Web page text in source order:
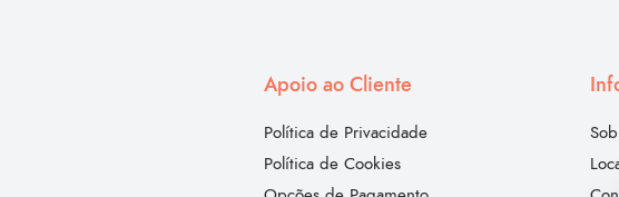
Apoio ao Cliente
Política de Privacidade
Política de Cookies